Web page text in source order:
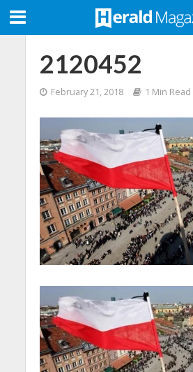
2120452
February 21, 2018 1 Min Read